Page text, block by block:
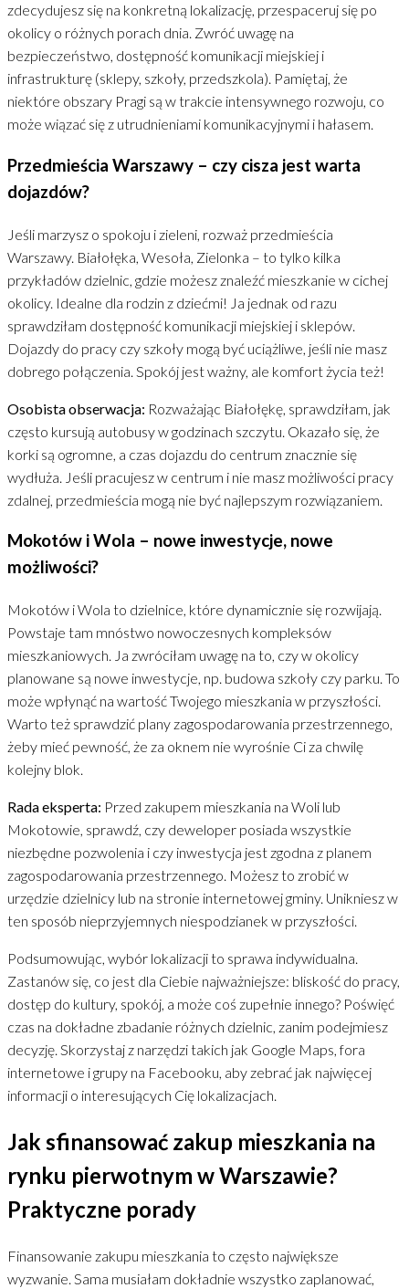
zdecydujesz się na konkretną lokalizację, przespaceruj się po
okolicy o różnych porach dnia. Zwróć uwagę na
bezpieczeństwo, dostępność komunikacji miejskiej i
infrastrukturę (sklepy, szkoły, przedszkola). Pamiętaj, że
niektóre obszary Pragi są w trakcie intensywnego rozwoju, co
może wiązać się z utrudnieniami komunikacyjnymi i hałasem.
Przedmieścia Warszawy – czy cisza jest warta
dojazdów?
Jeśli marzysz o spokoju i zieleni, rozważ przedmieścia
Warszawy. Białołęka, Wesoła, Zielonka – to tylko kilka
przykładów dzielnic, gdzie możesz znaleźć mieszkanie w cichej
okolicy. Idealne dla rodzin z dziećmi! Ja jednak od razu
sprawdziłam dostępność komunikacji miejskiej i sklepów.
Dojazdy do pracy czy szkoły mogą być uciążliwe, jeśli nie masz
dobrego połączenia. Spokój jest ważny, ale komfort życia też!
Osobista obserwacja: Rozważając Białołękę, sprawdziłam, jak
często kursują autobusy w godzinach szczytu. Okazało się, że
korki są ogromne, a czas dojazdu do centrum znacznie się
wydłuża. Jeśli pracujesz w centrum i nie masz możliwości pracy
zdalnej, przedmieścia mogą nie być najlepszym rozwiązaniem.
Mokotów i Wola – nowe inwestycje, nowe
możliwości?
Mokotów i Wola to dzielnice, które dynamicznie się rozwijają.
Powstaje tam mnóstwo nowoczesnych kompleksów
mieszkaniowych. Ja zwróciłam uwagę na to, czy w okolicy
planowane są nowe inwestycje, np. budowa szkoły czy parku. To
może wpłynąć na wartość Twojego mieszkania w przyszłości.
Warto też sprawdzić plany zagospodarowania przestrzennego,
żeby mieć pewność, że za oknem nie wyrośnie Ci za chwilę
kolejny blok.
Rada eksperta: Przed zakupem mieszkania na Woli lub
Mokotowie, sprawdź, czy deweloper posiada wszystkie
niezbędne pozwolenia i czy inwestycja jest zgodna z planem
zagospodarowania przestrzennego. Możesz to zrobić w
urzędzie dzielnicy lub na stronie internetowej gminy. Unikniesz w
ten sposób nieprzyjemnych niespodzianek w przyszłości.
Podsumowując, wybór lokalizacji to sprawa indywidualna.
Zastanów się, co jest dla Ciebie najważniejsze: bliskość do pracy,
dostęp do kultury, spokój, a może coś zupełnie innego? Poświęć
czas na dokładne zbadanie różnych dzielnic, zanim podejmiesz
decyzję. Skorzystaj z narzędzi takich jak Google Maps, fora
internetowe i grupy na Facebooku, aby zebrać jak najwięcej
informacji o interesujących Cię lokalizacjach.
Jak sfinansować zakup mieszkania na
rynku pierwotnym w Warszawie?
Praktyczne porady
Finansowanie zakupu mieszkania to często największe
wyzwanie. Sama musiałam dokładnie wszystko zaplanować,